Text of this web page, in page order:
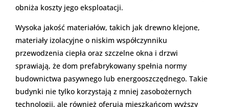
obniża koszty jego eksploatacji.
Wysoka jakość materiałów, takich jak drewno klejone,
materiały izolacyjne o niskim współczynniku
przewodzenia ciepła oraz szczelne okna i drzwi
sprawiają, że dom prefabrykowany spełnia normy
budownictwa pasywnego lub energooszczędnego. Takie
budynki nie tylko korzystają z mniej zasobożernych
technologii, ale również oferują mieszkańcom wyższy